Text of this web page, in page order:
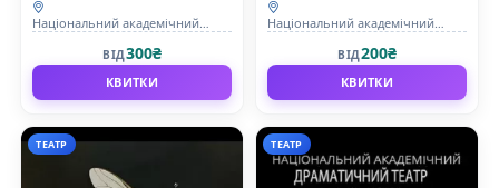
Національний академічний
ВІД300₴
КВИТКИ
Національний академічний
ВІД200₴
КВИТКИ
ТЕАТР ТЕАТР